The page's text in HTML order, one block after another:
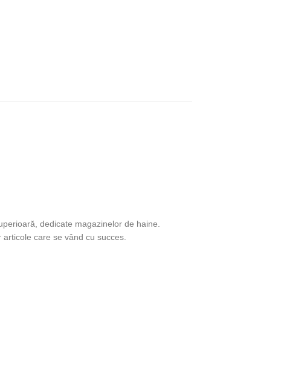
dedicate magazinelor de haine.
care se vând cu succes.